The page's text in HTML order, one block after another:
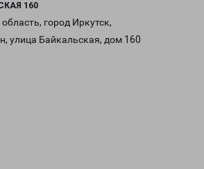
160
город Иркутск,
улица Байкальская, дом 160